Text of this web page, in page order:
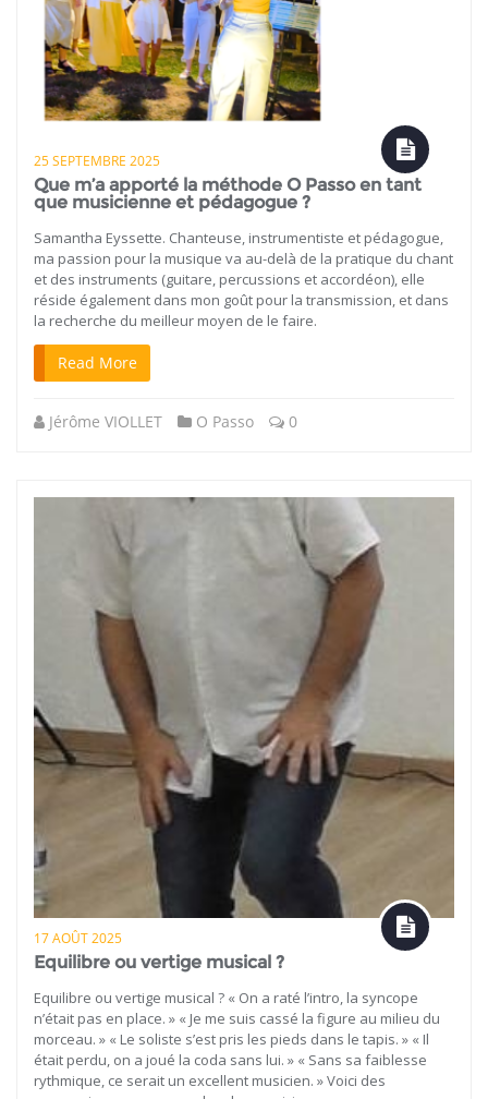
25 SEPTEMBRE 2025
Que m’a apporté la méthode O Passo en tant
que musicienne et pédagogue ?
Samantha Eyssette. Chanteuse, instrumentiste et pédagogue,
ma passion pour la musique va au-delà de la pratique du chant
et des instruments (guitare, percussions et accordéon), elle
réside également dans mon goût pour la transmission, et dans
la recherche du meilleur moyen de le faire.
Read More
Jérôme VIOLLET O Passo 0
17 AOÛT 2025
Equilibre ou vertige musical ?
Equilibre ou vertige musical ? « On a raté l’intro, la syncope
n’était pas en place. » « Je me suis cassé la figure au milieu du
morceau. » « Le soliste s’est pris les pieds dans le tapis. » « Il
était perdu, on a joué la coda sans lui. » « Sans sa faiblesse
rythmique, ce serait un excellent musicien. » Voici des